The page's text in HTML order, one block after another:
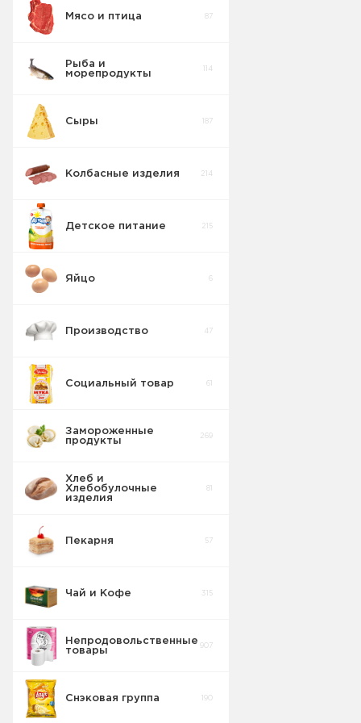
Мясо и птица 87
Рыба и
морепродукты
114
Сыры 187
Колбасные изделия 214
Детское питание 215
Яйцо 6
Производство 47
Социальный товар 61
Замороженные
продукты
269
Хлеб и
Хлебобулочные
изделия
81
Пекарня 57
Чай и Кофе 315
Непродовольственные
товары
907
Пакеты для
Снэковая группа 190